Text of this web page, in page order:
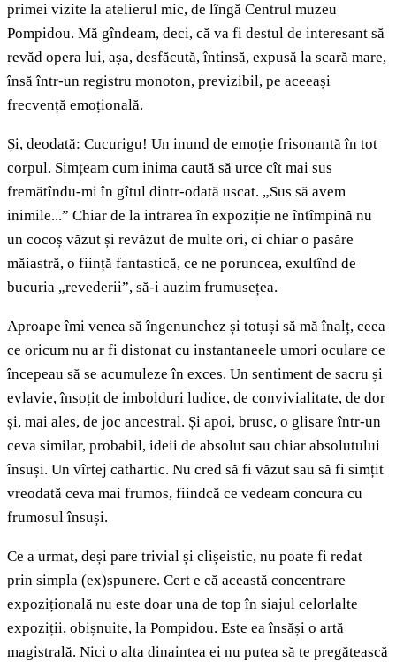
primei vizite la atelierul mic, de lîngă Centrul muzeu
Pompidou. Mă gîndeam, deci, că va fi destul de interesant să
revăd opera lui, așa, desfăcută, întinsă, expusă la scară mare,
însă într-un registru monoton, previzibil, pe aceeași
frecvență emoțională.
Și, deodată: Cucurigu! Un inund de emoție frisonantă în tot
corpul. Simțeam cum inima caută să urce cît mai sus
fremătîndu-mi în gîtul dintr-odată uscat. „Sus să avem
inimile...” Chiar de la intrarea în expoziție ne întîmpină nu
un cocoș văzut și revăzut de multe ori, ci chiar o pasăre
măiastră, o ființă fantastică, ce ne poruncea, exultînd de
bucuria „revederii”, să-i auzim frumusețea.
Aproape îmi venea să îngenunchez și totuși să mă înalț, ceea
ce oricum nu ar fi distonat cu instantaneele umori oculare ce
începeau să se acumuleze în exces. Un sentiment de sacru și
evlavie, însoțit de imbolduri ludice, de convivialitate, de dor
și, mai ales, de joc ancestral. Și apoi, brusc, o glisare într-un
ceva similar, probabil, ideii de absolut sau chiar absolutului
însuși. Un vîrtej cathartic. Nu cred să fi văzut sau să fi simțit
vreodată ceva mai frumos, fiindcă ce vedeam concura cu
frumosul însuși.
Ce a urmat, deși pare trivial și clișeistic, nu poate fi redat
prin simpla (ex)spunere. Cert e că această concentrare
expozițională nu este doar una de top în siajul celorlalte
expoziții, obișnuite, la Pompidou. Este ea însăși o artă
magistrală. Nici o alta dinaintea ei nu putea să te pregătească